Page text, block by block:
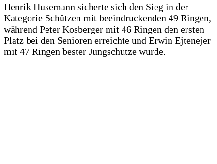
Henrik Husemann sicherte sich den Sieg in der
Kategorie Schützen mit beeindruckenden 49 Ringen,
während Peter Kosberger mit 46 Ringen den ersten
Platz bei den Senioren erreichte und Erwin Ejtenejer
mit 47 Ringen bester Jungschütze wurde.